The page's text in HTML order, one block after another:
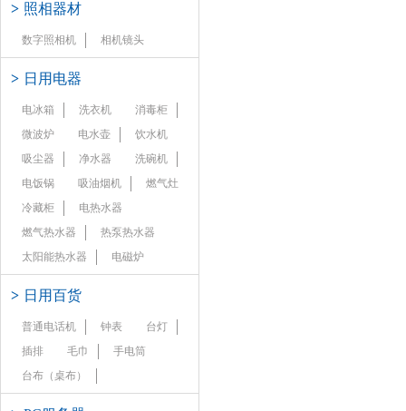
> 照相器材
数字照相机 相机镜头
> 日用电器
电冰箱 洗衣机
消毒柜
微波炉
电水壶
饮水机
吸尘器
净水器
洗碗机
电饭锅
吸油烟机
燃气灶
冷藏柜
电热水器
燃气热水器
热泵热水器
太阳能热水器
电磁炉
> 日用百货
普通电话机 钟表
台灯
插排
毛巾
手电筒
台布（桌布）